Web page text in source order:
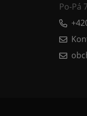
Po-Pá